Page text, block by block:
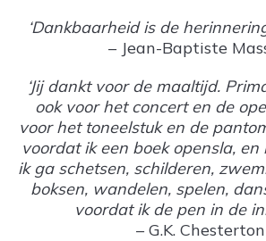
‘Dankbaarheid is de
– Jean-Baptiste
‘Jij dankt voor de maaltijd.
ook voor het concert en de
voor het toneelstuk en de
voordat ik een boek opensla,
ik ga schetsen, schilderen,
boksen, wandelen, spelen,
voordat ik de pen in de
– G.K. Chesterton